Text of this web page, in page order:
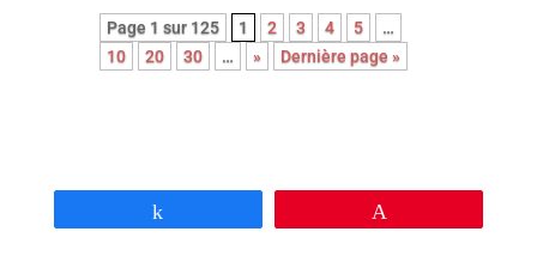
Page 1 sur 125 1 2 3 4 5
…
10
20 30 … » Dernière page »